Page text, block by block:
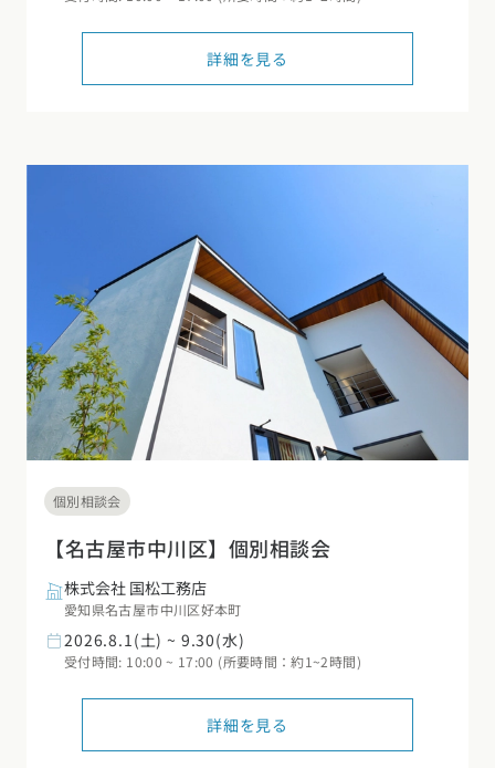
詳細を見る
個別相談会
【名古屋市中川区】個別相談会
株式会社 国松工務店
愛知県名古屋市中川区好本町
2026.8.1(土) ~ 9.30(水)
受付時間: 10:00 ~ 17:00 (所要時間：約1~2時間)
詳細を見る